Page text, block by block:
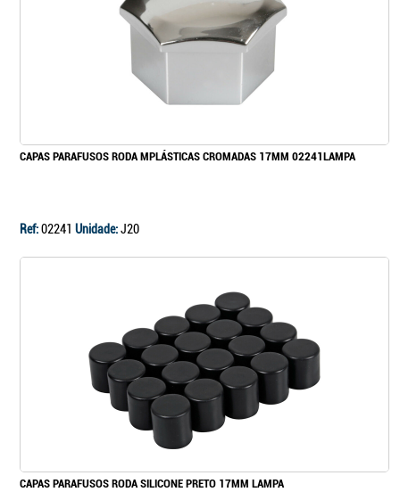
CAPAS PARAFUSOS RODA MPLÁSTICAS CROMADAS 17MM 02241LAMPA
Ref:02241 Unidade:J20
CAPAS PARAFUSOS RODA SILICONE PRETO 17MM LAMPA